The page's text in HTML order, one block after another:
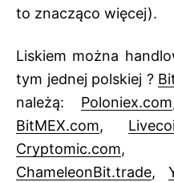
to znacząco więcej).
Liskiem można
tym jednej polskiej ?
należą: Poloniex.com
BitMEX.com,
Cryptomic.com
ChameleonBit.trade,